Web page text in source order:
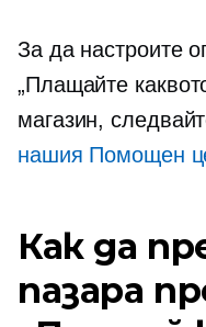
За да настроите
„Плащайте
магазин,
нашия Помощен
Как да
пазара